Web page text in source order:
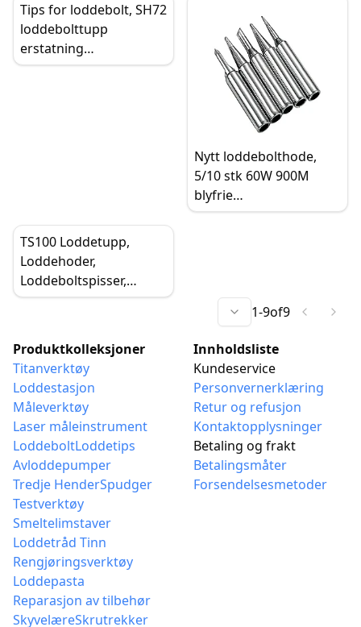
oppvarming
Tips for loddebolt, SH72
loddebolttupp
erstatning
varmeelement
Nytt loddebolthode,
5/10 stk 60W 900M
blyfrie
erstatningstupper for
TS100 Loddetupp,
Loddehoder,
Loddeboltspisser,
Original erstatning for
1-9of9
Produktkolleksjoner
Titanverktøy
Loddestasjon
Måleverktøy
Laser måleinstrument
LoddeboltLoddetips
Avloddepumper
Tredje HenderSpudger
Testverktøy
Smeltelimstaver
Loddetråd Tinn
Rengjøringsverktøy
Loddepasta
Reparasjon av tilbehør
SkyvelæreSkrutrekker
Innholdsliste
Kundeservice
Personvernerklæring
Retur og refusjon
Kontaktopplysninger
Betaling og frakt
Betalingsmåter
Forsendelsesmetoder